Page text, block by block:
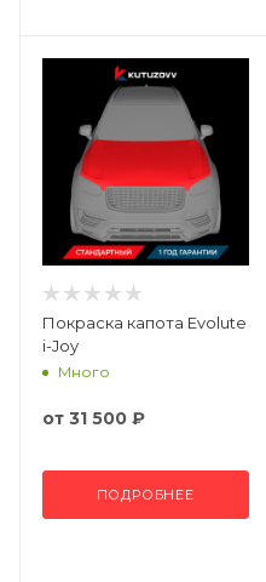
Покраска капота Evolute
i-Joy
Много
от 31 500 ₽
ПОДРОБНЕЕ